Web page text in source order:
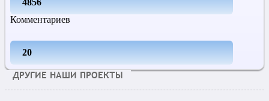
4856
Комментариев
20
ДРУГИЕ НАШИ ПРОЕКТЫ